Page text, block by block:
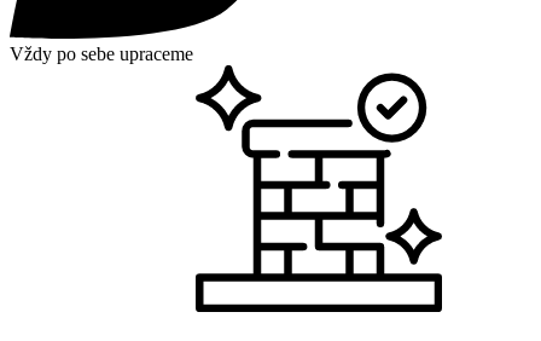
Vždy po sebe upraceme